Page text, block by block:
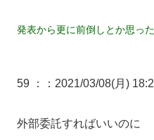
発表から更に前倒しとか思っ
59 ： ：2021/03/08(月)
外部委託すればいいのに